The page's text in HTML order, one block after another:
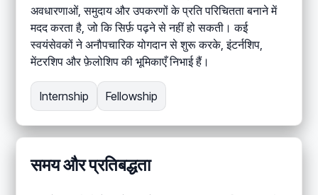
अवधारणाओं, समुदाय और उपकरणों के प्रति परिचितता बनाने में
मदद करता है, जो कि सिर्फ़ पढ़ने से नहीं हो सकती। कई
स्वयंसेवकों ने अनौपचारिक योगदान से शुरू करके, इंटर्नशिप,
मेंटरशिप और फ़ेलोशिप की भूमिकाएँ निभाई हैं।
Internship Fellowship
समय और प्रतिबद्धता